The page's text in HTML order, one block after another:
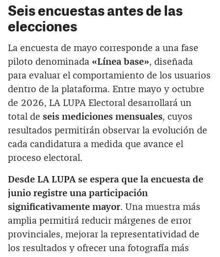
Seis encuestas antes de las
elecciones
La encuesta de mayo corresponde a una fase
piloto denominada «Línea base», diseñada
para evaluar el comportamiento de los usuarios
dentro de la plataforma. Entre mayo y octubre
de 2026, LA LUPA Electoral desarrollará un
total de seis mediciones mensuales, cuyos
resultados permitirán observar la evolución de
cada candidatura a medida que avance el
proceso electoral.
Desde LA LUPA se espera que la encuesta de
junio registre una participación
significativamente mayor. Una muestra más
amplia permitirá reducir márgenes de error
provinciales, mejorar la representatividad de
los resultados y ofrecer una fotografía más